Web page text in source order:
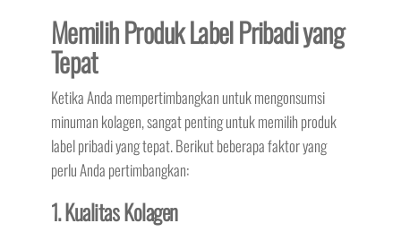
Memilih Produk Label Pribadi yang
Tepat
Ketika Anda mempertimbangkan untuk mengonsumsi
minuman kolagen, sangat penting untuk memilih produk
label pribadi yang tepat. Berikut beberapa faktor yang
perlu Anda pertimbangkan:
1. Kualitas Kolagen